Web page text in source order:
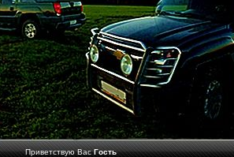
Приветствую Вас Гость